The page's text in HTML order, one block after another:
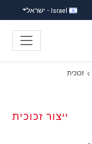
Israel - ישראל
זכוכית
ייצור זכוכית